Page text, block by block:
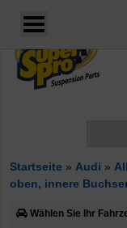
Startseite » Audi »
oben, innere
Wählen Sie Ihr